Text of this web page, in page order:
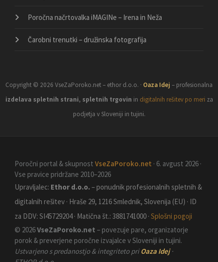
Poročna načrtovalka iMAGINe – Irena in Neža
Čarobni trenutki – družinska fotografija
Copyright © 2026 VseZaPoroko.net – ethor d.o.o. · Oaza Idej – profesionalna
izdelava spletnih strani, spletnih trgovin in digitalnih rešitev po meri za
podjetja v Sloveniji in tujini.
Poročni portal & skupnost VseZaPoroko.net · 6. avgust 2026 ·
Vse pravice pridržane 2010–2026
Upravljalec: Ethor d.o.o. – ponudnik profesionalnih spletnih &
digitalnih rešitev · Hraše 29, 1216 Smlednik, Slovenija (EU) · ID
za DDV: SI45729204 · Matična št.: 3881741000 · Splošni pogoji
© 2026VseZaPoroko.net – povezuje pare, organizatorje
porok & preverjene poročne izvajalce v Sloveniji in tujini.
Ustvarjeno s predanostjo & integriteto priOaza Idej·